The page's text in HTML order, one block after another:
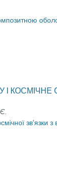
КОСМІЧНЕ
зв'язки